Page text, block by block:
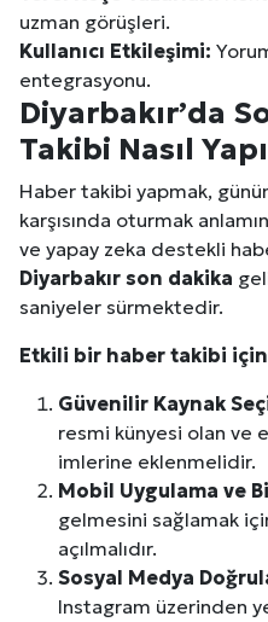
uzman görüşleri.
Kullanıcı Etkileşimi:
entegrasyonu.
Diyarbakır’da
Takibi Nasıl
Haber takibi yapmak,
karşısında oturmak
ve yapay zeka destekli
Diyarbakır son dakika
saniyeler sürmektedir.
Etkili bir haber takibi
Güvenilir Kaynak
resmi künyesi olan ve
imlerine eklenmelidir.
Mobil Uygulama ve
gelmesini sağlamak
açılmalıdır.
Sosyal Medya
Instagram üzerinden